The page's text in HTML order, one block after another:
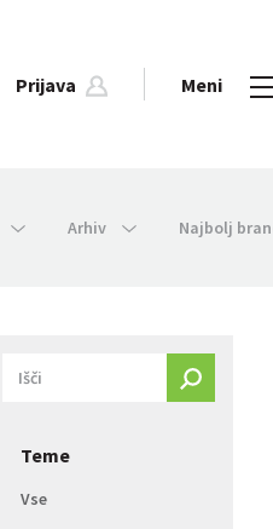
Prijava Meni
Arhiv Najbolj
Teme
Vse